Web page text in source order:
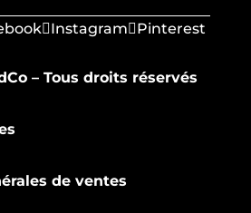
Instagram
Pinterest
– Tous droits réservés
de ventes